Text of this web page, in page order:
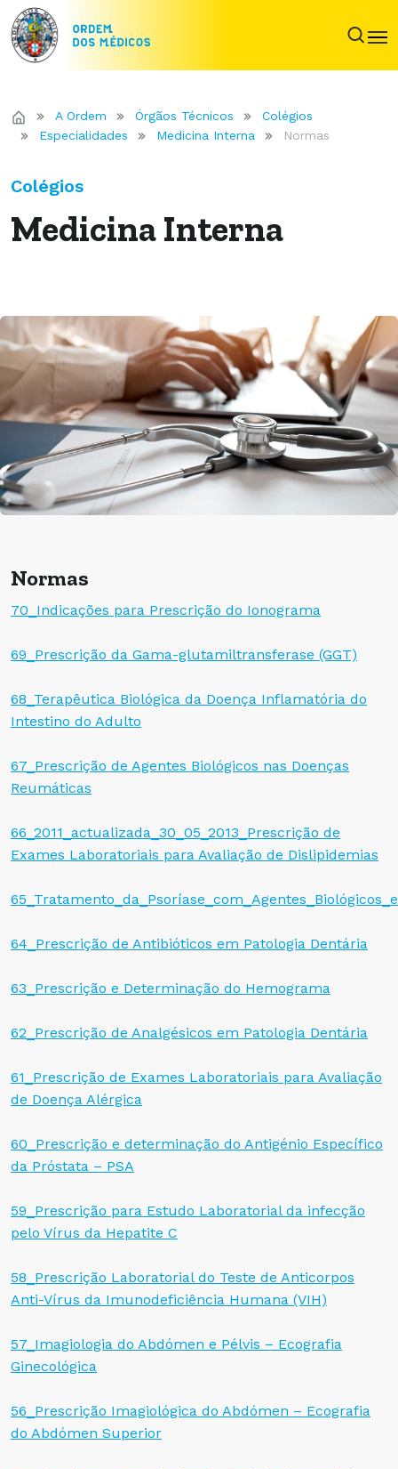
A Ordem Órgãos Técnicos
Colégios
Especialidades
Medicina Interna Normas
Colégios
Medicina Interna
Normas
70_Indicações para Prescrição do Ionograma
69_Prescrição da Gama-glutamiltransferase (GGT)
68_Terapêutica Biológica da Doença Inflamatória do
Intestino do Adulto
67_Prescrição de Agentes Biológicos nas Doenças
Reumáticas
66_2011_actualizada_30_05_2013_Prescrição de
Exames Laboratoriais para Avaliação de Dislipidemias
64_Prescrição de Antibióticos em Patologia Dentária
63_Prescrição e Determinação do Hemograma
62_Prescrição de Analgésicos em Patologia Dentária
61_Prescrição de Exames Laboratoriais para Avaliação
de Doença Alérgica
60_Prescrição e determinação do Antigénio Específico
da Próstata – PSA
59_Prescrição para Estudo Laboratorial da infecção
pelo Vírus da Hepatite C
58_Prescrição Laboratorial do Teste de Anticorpos
Anti-Vírus da Imunodeficiência Humana (VIH)
57_Imagiologia do Abdómen e Pélvis – Ecografia
Ginecológica
56_Prescrição Imagiológica do Abdómen – Ecografia
do Abdómen Superior